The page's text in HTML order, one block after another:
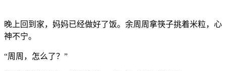
晚上回到家，妈妈已经做好了饭。余周周拿筷子挑着米粒，心
神不宁。
“周周，怎么了？”